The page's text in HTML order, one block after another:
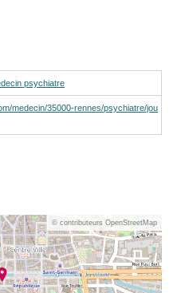
psychiatre
medecin/35000-rennes/psychiatre/jou
© contributeurs OpenStreetMap